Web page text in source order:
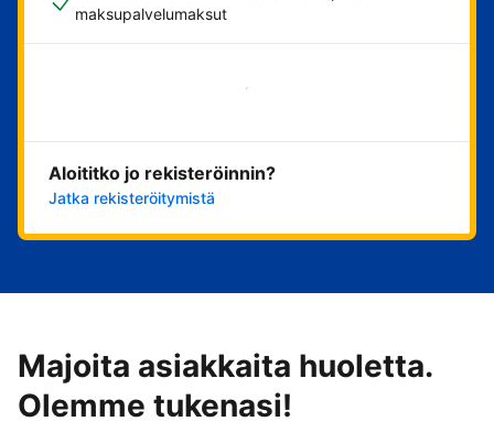
maksupalvelumaksut
Aloita nyt
Aloititko jo rekisteröinnin?
Jatka rekisteröitymistä
Majoita asiakkaita huoletta.
Olemme tukenasi!